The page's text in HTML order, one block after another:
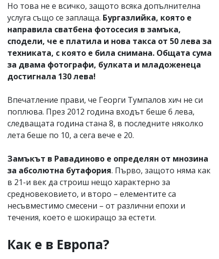
Но това не е всичко, защото всяка допълнителна
услуга също се заплаща. Бургазлийка, която е
направила сватбена фотосесия в замъка,
сподели, че е платила и нова такса от 50 лева за
техниката, с която е била снимана. Общата сума
за двама фотографи, булката и младоженеца
достигнала 130 лева!
Впечатление прави, че Георги Тумпалов хич не си
поплюва. През 2012 година входът беше 6 лева,
следващата година стана 8, в последните няколко
лета беше по 10, а сега вече е 20.
Замъкът в Равадиново е определян от мнозина
за абсолютна бутафория. Първо, защото няма как
в 21-и век да строиш нещо характерно за
средновековието, и второ – елементите са
несъвместимо смесени – от различни епохи и
течения, което е шокиращо за естети.
Как е в Европа?